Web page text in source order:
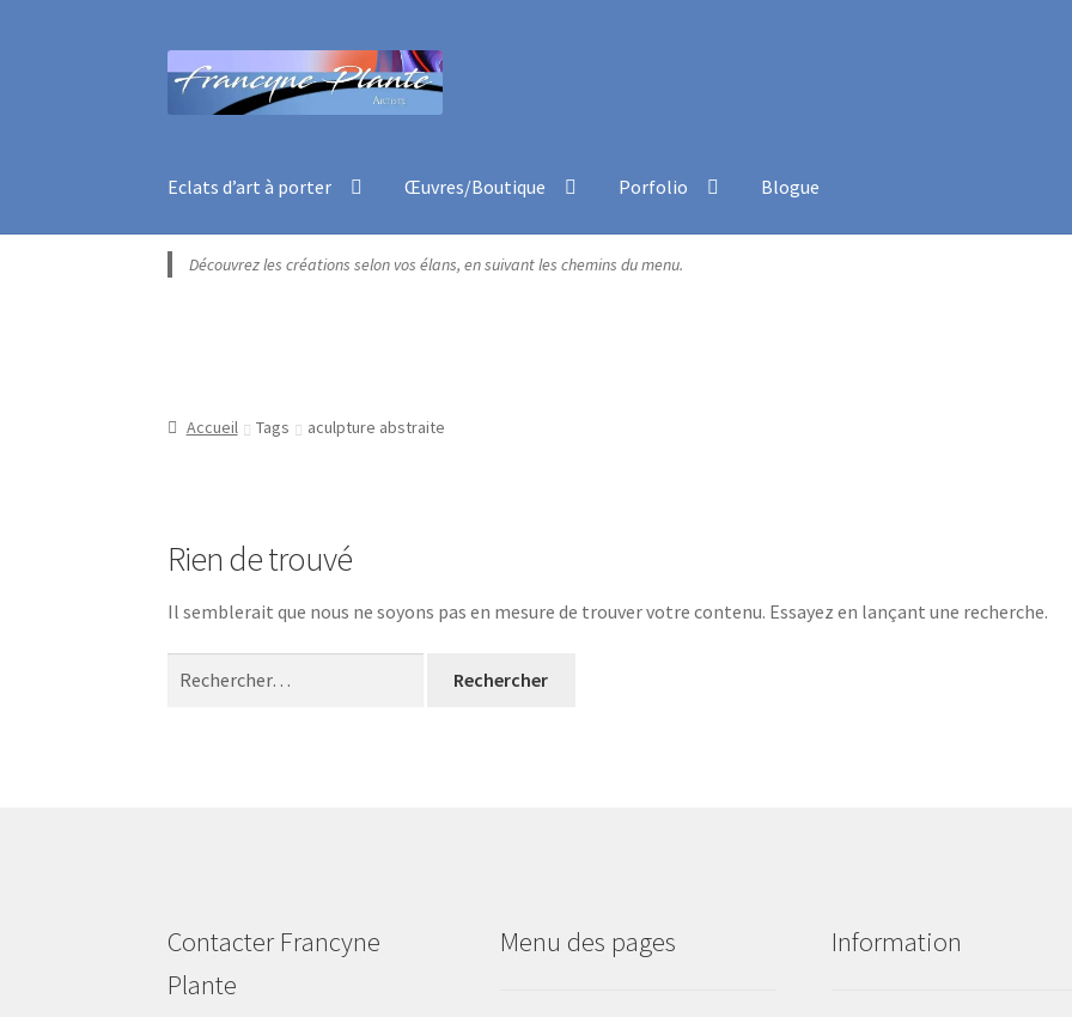
Aller
la
Aller
au
contenu
Eclats d’art à porter Œuvres/Boutique Porfolio Blogue
AccueilBlogue Boutique exclusiveCatégories CommandeContact
Découvrez les créations selon vos élans, en suivant les chemins du menu.
Accueil Tags aculpture abstraite
Rien de trouvé
Il semblerait que nous ne soyons pas en mesure de trouver votre contenu. Essayez en lançant une recherche.
Contacter Francyne
Plante
Menu des pages Information